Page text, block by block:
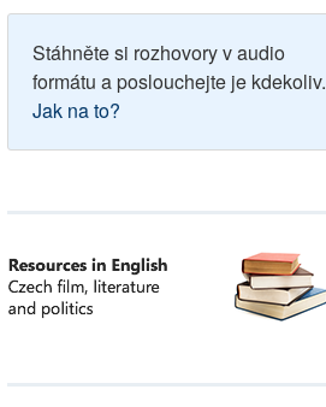
Stáhněte si rozhovory v audio
formátu a poslouchejte je kdekoliv.
Jak na to?